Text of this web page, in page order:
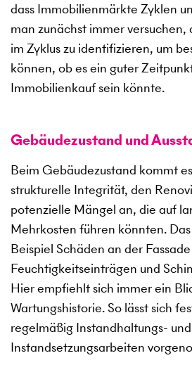
dass Immobilienmärkte Zyklen
man zunächst immer
im Zyklus zu identifizieren, um
können, ob es ein guter
Immobilienkauf sein könnte.
Gebäudezustand und
Beim Gebäudezustand kommt
strukturelle Integrität, den
potenzielle Mängel an, die auf
Mehrkosten führen könnten.
Beispiel Schäden an der
Feuchtigkeitseinträgen und
Hier empfiehlt sich immer ein
Wartungshistorie. So lässt sich
regelmäßig Instandhaltungs- und
Instandsetzungsarbeiten